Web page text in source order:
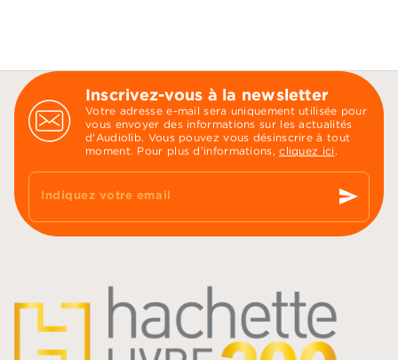
Inscrivez-vous à la newsletter
Votre adresse e-mail sera uniquement utilisée pour
vous envoyer des informations sur les actualités
d'Audiolib. Vous pouvez vous désinscrire à tout
moment. Pour plus d’informations,cliquez ici .
Indiquez votre email send